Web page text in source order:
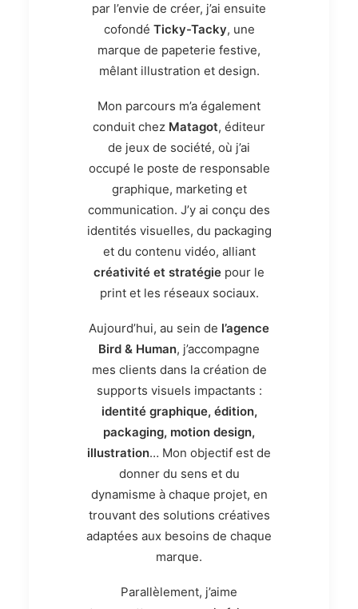
par l’envie de créer, j’ai ensuite
cofondé Ticky-Tacky, une
marque de papeterie festive,
mêlant illustration et design.
Mon parcours m’a également
conduit chez Matagot, éditeur
de jeux de société, où j’ai
occupé le poste de responsable
graphique, marketing et
communication. J’y ai conçu des
identités visuelles, du packaging
et du contenu vidéo, alliant
créativité et stratégie pour le
print et les réseaux sociaux.
Aujourd’hui, au sein de l’agence
Bird & Human, j’accompagne
mes clients dans la création de
supports visuels impactants :
identité graphique, édition,
packaging, motion design,
illustration… Mon objectif est de
donner du sens et du
dynamisme à chaque projet, en
trouvant des solutions créatives
adaptées aux besoins de chaque
marque.
Parallèlement, j’aime